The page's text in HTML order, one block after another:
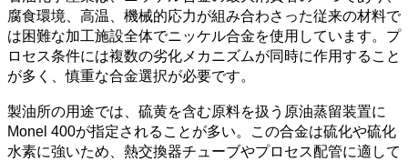
腐食環境、高温、機械的応力が組み合わさった従来の材料で
は困難な加工施設全体でニッケル合金を使用しています。プ
ロセス条件には複数の劣化メカニズムが同時に作用すること
が多く、慎重な合金選択が必要です。
製油所の用途では、硫黄を含む原料を扱う原油蒸留装置に
Monel 400が指定されることが多い。この合金は硫化や硫化
水素に強いため、熱交換器チューブやプロセス配管に適して